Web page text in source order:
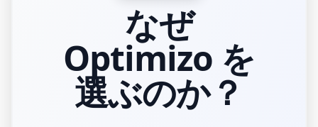
なぜ
Optimizo を
選ぶのか？